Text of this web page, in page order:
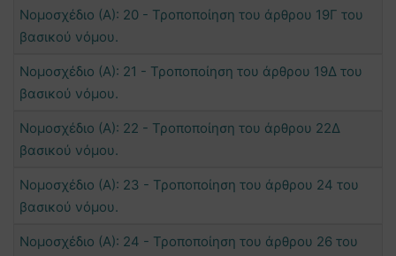
Νομοσχέδιο (Α): 20 - Τροποποίηση του άρθρου 19Γ του
βασικού νόμου.
Νομοσχέδιο (Α): 21 - Τροποποίηση του άρθρου 19Δ του
βασικού νόμου.
Νομοσχέδιο (Α): 22 - Τροποποίηση του άρθρου 22Δ
βασικού νόμου.
Νομοσχέδιο (Α): 23 - Τροποποίηση του άρθρου 24 του
βασικού νόμου.
Νομοσχέδιο (Α): 24 - Τροποποίηση του άρθρου 26 του